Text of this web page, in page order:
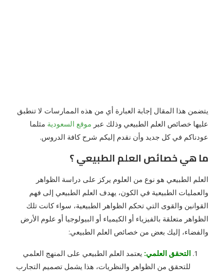
يتضمن هذا المقال إجابة العبارة أي من هذه الممارسات لا تنطبق
عليها خصائص العلم الطبيعي وذلك عبر موقع السعودية مثلما
عودناكم في كل جديد وأن نقدم إليكم شرح كافة الدروس.
ما هي خصائص العلم الطبيعي ؟
العلم الطبيعي هو نوع من العلوم يركز على دراسة الظواهر
والعمليات الطبيعية في الكون، يهدف العلم الطبيعي إلى فهم
القوانين والقوى التي تحكم الظواهر الطبيعية، سواء كانت تلك
الظواهر متعلقة بالفيزياء أو الكيمياء أو البيولوجيا أو علوم الأرض
والفضاء، إليك بعض من خصائص العلم الطبيعي:
التحقق العلمي: يعتمد العلم الطبيعي على المنهج العلمي
للتحقق من الظواهر والنظريات، هذا يشمل تصميم التجارب